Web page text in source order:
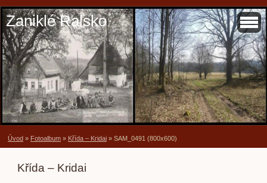
Zaniklé Ralsko
Úvod » Fotoalbum » Křída – Kridai » SAM_0491 (800x600)
Křída – Kridai